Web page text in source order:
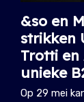
&so en
strikken
Trotti en
unieke
Op 29 mei